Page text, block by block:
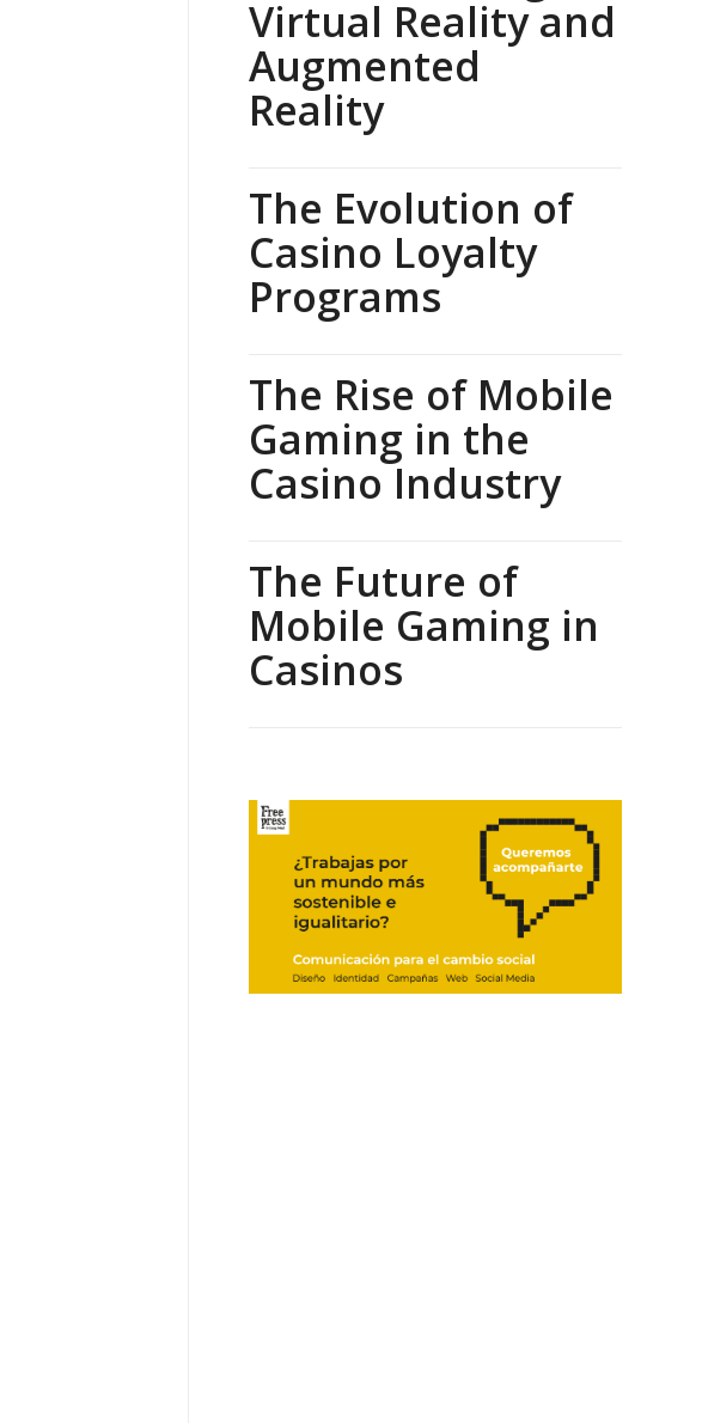
Virtual Reality and
Augmented
Reality
The Evolution of
Casino Loyalty
Programs
The Rise of Mobile
Gaming in the
Casino Industry
The Future of
Mobile Gaming in
Casinos